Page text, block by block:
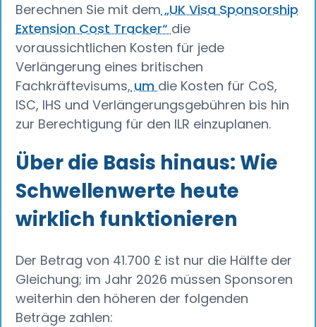
Berechnen Sie mit dem„UK Visa Sponsorship
Extension Cost Tracker“die
voraussichtlichen Kosten für jede
Verlängerung eines britischen
Fachkräftevisums,umdie Kosten für CoS,
ISC, IHS und Verlängerungsgebühren bis hin
zur Berechtigung für den ILR einzuplanen.
Über die Basis hinaus: Wie
Schwellenwerte heute
wirklich funktionieren
Der Betrag von 41.700 £ ist nur die Hälfte der
Gleichung; im Jahr 2026 müssen Sponsoren
weiterhin den höheren der folgenden
Beträge zahlen: